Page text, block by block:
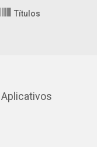
Títulos